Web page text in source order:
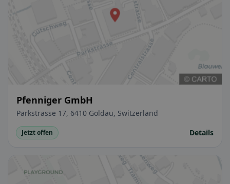
Pfenniger GmbH
Parkstrasse 17, 6410 Goldau, Switzerland
Jetzt offen Details